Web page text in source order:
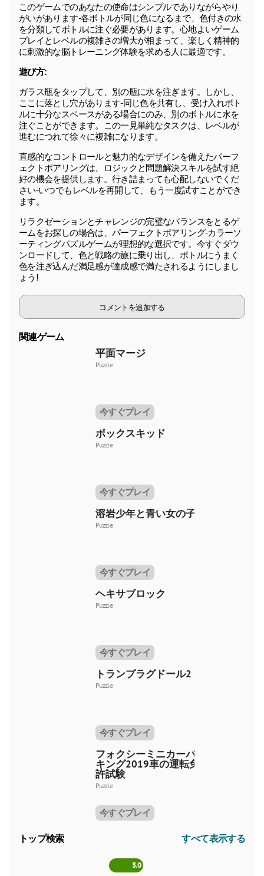
このゲームでのあなたの使命はシンプルでありながらやり
がいがあります-各ボトルが同じ色になるまで、色付きの水
を分類してボトルに注ぐ必要があります。心地よいゲーム
プレイとレベルの複雑さの増大が相まって、楽しく精神的
に刺激的な脳トレーニング体験を求める人に最適です。
遊び方:
ガラス瓶をタップして、別の瓶に水を注ぎます。しかし、
ここに落とし穴があります-同じ色を共有し、受け入れボト
ルに十分なスペースがある場合にのみ、別のボトルに水を
注ぐことができます。この一見単純なタスクは、レベルが
進むにつれて徐々に複雑になります。
直感的なコントロールと魅力的なデザインを備えたパーフ
ェクトポアリングは、ロジックと問題解決スキルを試す絶
好の機会を提供します。行き詰まっても心配しないでくだ
さい-いつでもレベルを再開して、もう一度試すことができ
ます。
リラクゼーションとチャレンジの完璧なバランスをとるゲ
ームをお探しの場合は、パーフェクトポアリング-カラーソ
ーティングパズルゲームが理想的な選択です。今すぐダウ
ンロードして、色と戦略の旅に乗り出し、ボトルにうまく
色を注ぎ込んだ満足感が達成感で満たされるようにしまし
ょう!
コメントを追加する
関連ゲーム
平面マージ
Puzzle
今すぐプレイ
ボックスキッド
Puzzle
今すぐプレイ
溶岩少年と青い女の子
Puzzle
今すぐプレイ
ヘキサブロック
Puzzle
今すぐプレイ
トランプラグドール2
Puzzle
今すぐプレイ
フォクシーミニカーパー
キング2019車の運転免
許試験
Puzzle
今すぐプレイ
トップ検索 すべて表示する
5.0